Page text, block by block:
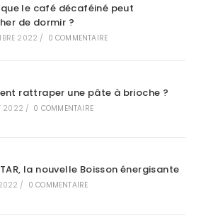
le café décaféiné peut
de dormir ?
2022 / 0 COMMENTAIRE
rattraper une pâte à brioche ?
2022 / 0 COMMENTAIRE
la nouvelle Boisson énergisante
/ 0 COMMENTAIRE